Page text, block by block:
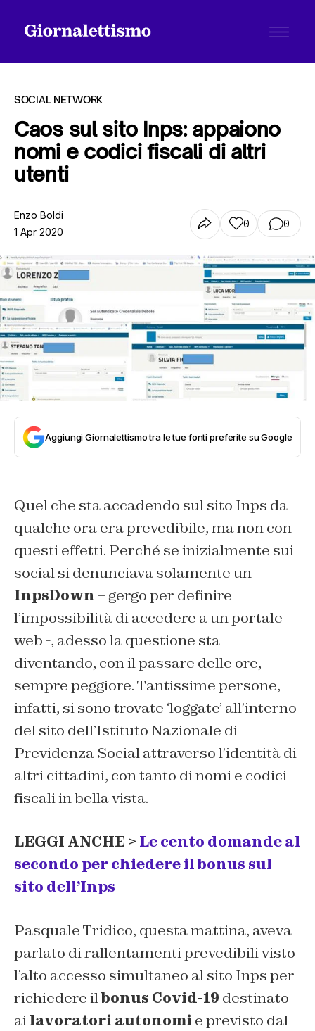
Tutti gli articoli
Chi siamo
Contatti
SOCIAL NETWORK
Caos sul sito Inps: appaiono
nomi e codici fiscali di altri
utenti
Enzo Boldi
1 Apr 2020
0 0
Aggiungi Giornalettismo tra le tue fonti preferite su Google
Quel che sta accadendo sul sito Inps da
qualche ora era prevedibile, ma non con
questi effetti. Perché se inizialmente sui
social si denunciava solamente un
InpsDown– gergo per definire
l’impossibilità di accedere a un portale
web -, adesso la questione sta
diventando, con il passare delle ore,
sempre peggiore. Tantissime persone,
infatti, si sono trovate ‘loggate’ all’interno
del sito dell’Istituto Nazionale di
Previdenza Social attraverso l’identità di
altri cittadini, con tanto di nomi e codici
fiscali in bella vista.
LEGGI ANCHE > Le cento domande al
secondo per chiedere il bonus sul
sito dell’Inps
Pasquale Tridico, questa mattina, aveva
parlato di rallentamenti prevedibili visto
l’alto accesso simultaneo al sito Inps per
richiedere ilbonus Covid-19 destinato
ailavoratori autonomi e previsto dal